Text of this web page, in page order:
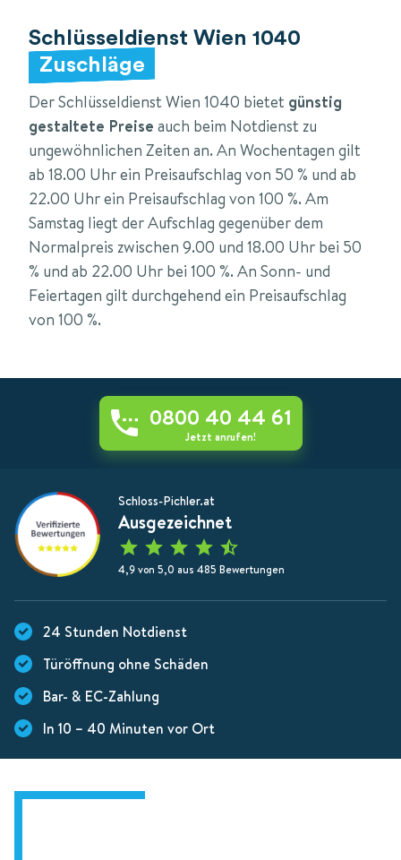
Schlüsseldienst Wien 1040
Zuschläge
Der Schlüsseldienst Wien 1040 bietet günstig
gestaltete Preise auch beim Notdienst zu
ungewöhnlichen Zeiten an. An Wochentagen gilt
ab 18.00 Uhr ein Preisaufschlag von 50 % und ab
22.00 Uhr ein Preisaufschlag von 100 %. Am
Samstag liegt der Aufschlag gegenüber dem
Normalpreis zwischen 9.00 und 18.00 Uhr bei 50
% und ab 22.00 Uhr bei 100 %. An Sonn- und
Feiertagen gilt durchgehend ein Preisaufschlag
von 100 %.
0800 40 44 61
Jetzt anrufen!
Schloss-Pichler.at
Ausgezeichnet
4,9 von 5,0 aus 485 Bewertungen
24 Stunden Notdienst
Türöffnung ohne Schäden
Bar- & EC-Zahlung
In 10 – 40 Minuten vor Ort